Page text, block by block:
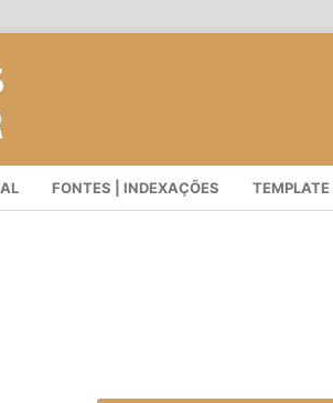
FONTES | INDEXAÇÕES TEMPLATE